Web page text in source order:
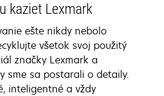
kaziet Lexmark
ešte nikdy nebolo
všetok svoj použitý
značky Lexmark a
sme sa postarali o detaily.
inteligentné a vždy